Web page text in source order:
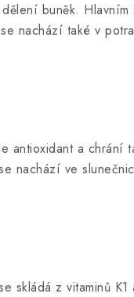
buněk.
nachází také v
antioxidant a chrání
nachází ve
skládá z vitaminů